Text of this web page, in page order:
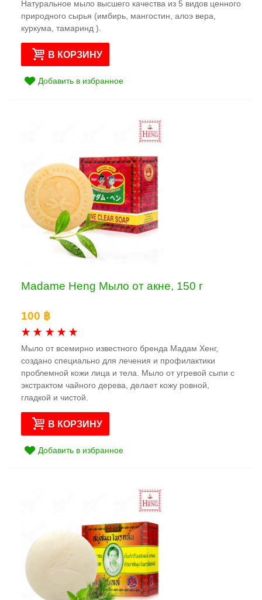
Натуральное мыло высшего качества из 5 видов ценного
природного сырья (имбирь, мангостин, алоэ вера,
куркума, тамаринд ).
В КОРЗИНУ
Добавить в избранное
Madame Heng Мыло от акне, 150 г
100 ฿
Мыло от всемирно известного бренда Мадам Хенг,
создано специально для лечения и профилактики
проблемной кожи лица и тела. Мыло от угревой сыпи с
экстрактом чайного дерева, делает кожу ровной,
гладкой и чистой.
В КОРЗИНУ
Добавить в избранное